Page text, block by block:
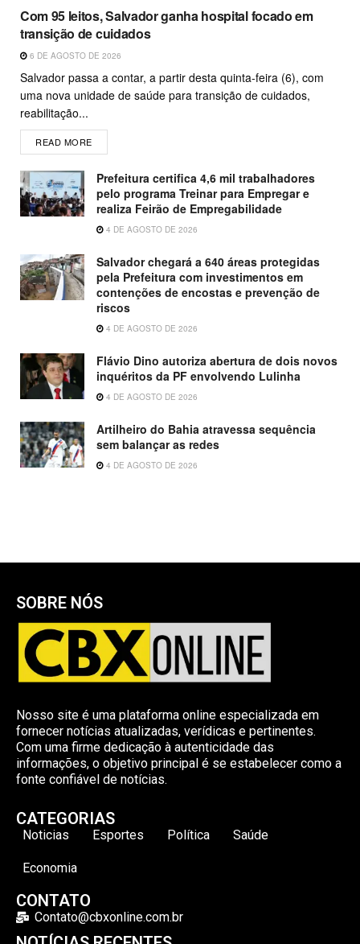
Com 95 leitos, Salvador ganha hospital focado em
transição de cuidados
6 DE AGOSTO DE 2026
Salvador passa a contar, a partir desta quinta-feira (6), com
uma nova unidade de saúde para transição de cuidados,
reabilitação...
READ MORE
Prefeitura certifica 4,6 mil trabalhadores
pelo programa Treinar para Empregar e
realiza Feirão de Empregabilidade
4 DE AGOSTO DE 2026
Salvador chegará a 640 áreas protegidas
pela Prefeitura com investimentos em
contenções de encostas e prevenção de
riscos
4 DE AGOSTO DE 2026
Flávio Dino autoriza abertura de dois novos
inquéritos da PF envolvendo Lulinha
4 DE AGOSTO DE 2026
Artilheiro do Bahia atravessa sequência
sem balançar as redes
4 DE AGOSTO DE 2026
SOBRE NÓS
Nosso site é uma plataforma online especializada em
fornecer notícias atualizadas, verídicas e pertinentes.
Com uma firme dedicação à autenticidade das
informações, o objetivo principal é se estabelecer como a
fonte confiável de notícias.
CATEGORIAS
Noticias Esportes Política Saúde
Economia
CONTATO
Contato@cbxonline.com.br